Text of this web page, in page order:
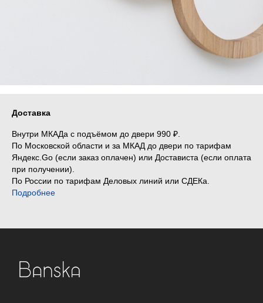
Доставка
Внутри МКАДа с подъёмом до двери 990 ₽.
По Московской области и за МКАД до двери по тарифам
Яндекс.Go (если заказ оплачен) или Достависта (если оплата
при получении).
По России по тарифам Деловых линий или СДЕКа.
Подробнее